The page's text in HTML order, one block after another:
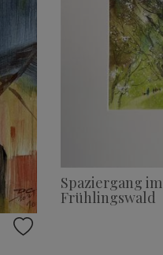
Spaziergang im
Frühlingswald